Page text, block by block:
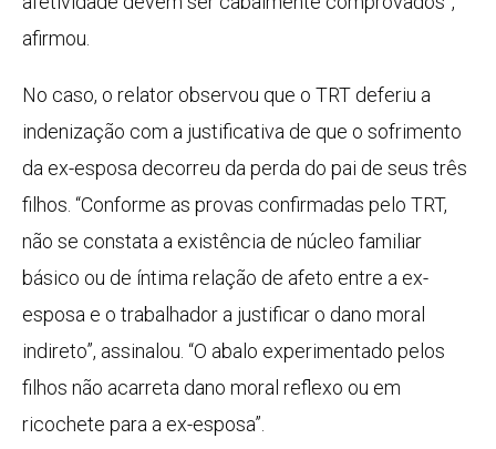
afirmou.
No caso, o relator observou que o TRT deferiu a
indenização com a justificativa de que o sofrimento
da ex-esposa decorreu da perda do pai de seus três
filhos. “Conforme as provas confirmadas pelo TRT,
não se constata a existência de núcleo familiar
básico ou de íntima relação de afeto entre a ex-
esposa e o trabalhador a justificar o dano moral
indireto”, assinalou. “O abalo experimentado pelos
filhos não acarreta dano moral reflexo ou em
ricochete para a ex-esposa”.